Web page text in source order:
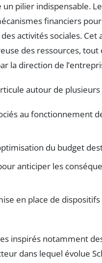
pilier indispensable.
financiers
activités sociales.
des ressources, tout
la direction de
autour de
au fonctionnement
du budget
anticiper les
en place de
inspirés notamment
dans lequel évolue